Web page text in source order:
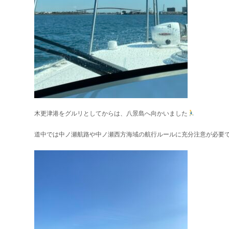
木更津港をグルリとしてからは、八景島へ向かいました
道中では中ノ瀬航路や中ノ瀬西方海域の航行ルールに充分注意が必要